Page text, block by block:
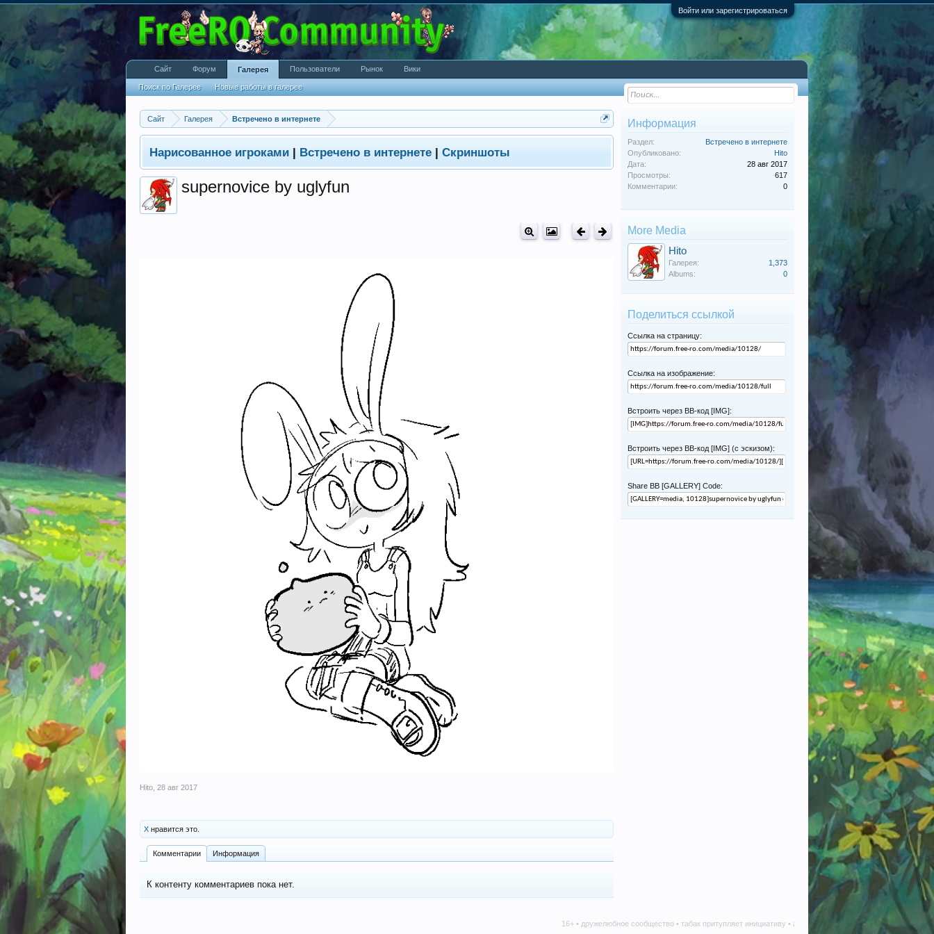
Войти или зарегистрироваться
Сайт Галерея Встречено в интернете
Нарисованное игроками | Встречено в интернете | Скриншоты
supernovice by uglyfun
Hito 28 авг 2017
X нравится это.
Комментарии Информация
К контенту комментариев пока нет.
Информация
Раздел:
Встречено в интернете
Опубликовано:
Hito
Дата:
28 авг 2017
Просмотры:
617
Комментарии:
0
More Media
Hito
Галерея:
1,373
Albums:
0
Поделиться ссылкой
Ссылка на страницу:
Ссылка на изображение:
Встроить через BB-код [IMG]:
Встроить через BB-код [IMG] (с эскизом):
Share BB [GALLERY] Code:
16+ • дружелюбное сообщество • табак притупляет инициативу • алкоголь наносит вред в любом количестве
Сайт Форум Галерея
Поиск по Галерее Новые работы в галерее
Пользователи Рынок Вики